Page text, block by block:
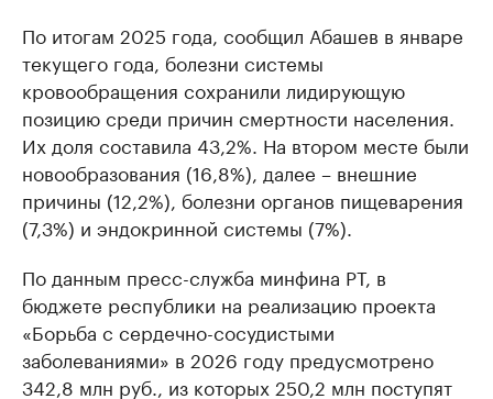
По итогам 2025 года, сообщил Абашев в январе
текущего года, болезни системы
кровообращения сохранили лидирующую
позицию среди причин смертности населения.
Их доля составила 43,2%. На втором месте были
новообразования (16,8%), далее – внешние
причины (12,2%), болезни органов пищеварения
(7,3%) и эндокринной системы (7%).
По данным пресс-служба минфина РТ, в
бюджете республики на реализацию проекта
«Борьба с сердечно-сосудистыми
заболеваниями» в 2026 году предусмотрено
342,8 млн руб., из которых 250,2 млн поступят